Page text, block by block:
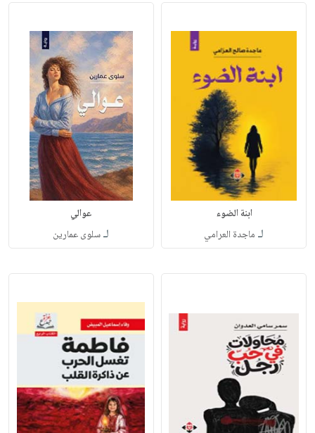
ابنة الضوء
لـ ماجدة العرامي
عوالي
لـسلوى عمارين